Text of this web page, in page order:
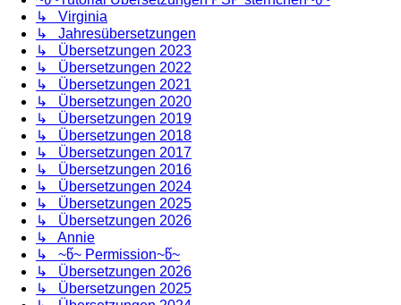
↳ Virginia
↳ Jahresübersetzungen
↳ Übersetzungen 2023
↳ Übersetzungen 2022
↳ Übersetzungen 2021
↳ Übersetzungen 2020
↳ Übersetzungen 2019
↳ Übersetzungen 2018
↳ Übersetzungen 2017
↳ Übersetzungen 2016
↳ Übersetzungen 2024
↳ Übersetzungen 2025
↳ Übersetzungen 2026
↳ Annie
↳ ~წ~ Permission~წ~
↳ Übersetzungen 2026
↳ Übersetzungen 2025